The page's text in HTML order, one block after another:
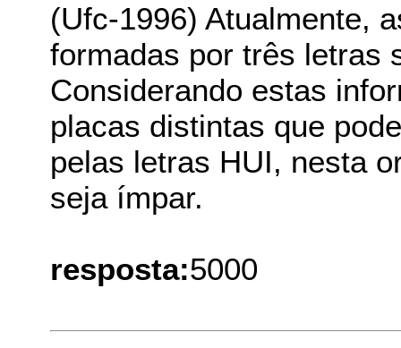
(Ufc-1996) Atualmente,
formadas por três letras
Considerando estas
placas distintas que
pelas letras HUI, nesta
seja ímpar.
resposta:5000